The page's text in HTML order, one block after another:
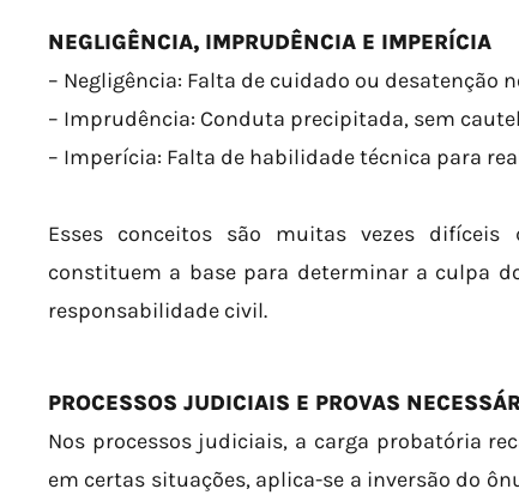
NEGLIGÊNCIA, IMPRUDÊNCIA E IMPERÍCIA
– Negligência: Falta de cuidado ou desatenção
– Imprudência: Conduta precipitada, sem
– Imperícia: Falta de habilidade técnica para
Esses conceitos são muitas vezes
constituem a base para determinar a culpa
responsabilidade civil.
PROCESSOS JUDICIAIS E PROVAS
Nos processos judiciais, a carga probatória
em certas situações, aplica-se a inversão do